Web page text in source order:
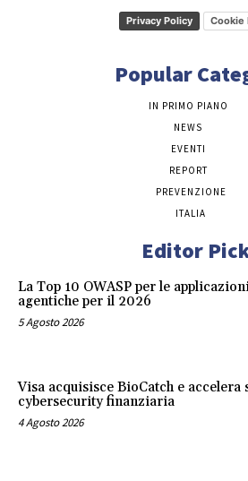
Privacy Policy Cookie
Popular
IN PRIMO PIANO
NEWS
EVENTI
REPORT
PREVENZIONE
ITALIA
Editor
La Top 10 OWASP per le
agentiche per il 2026
5 Agosto 2026
Visa acquisisce BioCatch e accelera
cybersecurity finanziaria
4 Agosto 2026